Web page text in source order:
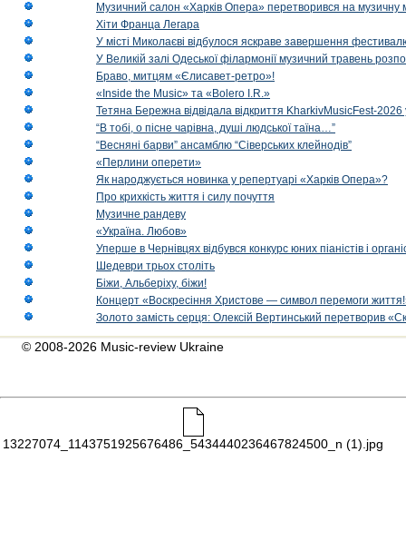
Музичний салон «Харків Опера» перетворився на музичну
Хіти Франца Легара
У місті Миколаєві відбулося яскраве завершення
У Великій залі Одеської філармонії музичний травень
Браво, митцям «Єлисавет-ретро»!
«Inside the Music» та «Bolero I.R.»
Тетяна Бережна відвідала відкриття KharkivMusicFest-2026
“В тобі, о пісне чарівна, душі людської таїна…”
“Весняні барви” ансамблю “Сіверських клейнодів”
«Перлини оперети»
Як народжується новинка у репертуарі «Харків Опера»?
Про крихкість життя і силу почуття
Музичне рандеву
«Україна. Любов»
Уперше в Чернівцях відбувся конкурс юних піаністів і
Шедеври трьох століть
Біжи, Альберіху, біжи!
Концерт «Воскресіння Христове — символ перемоги
Золото замість серця: Олексій Вертинський перетворив
© 2008-2026 Music-review Ukraine
13227074_1143751925676486_5434440236467824500_n (1).jpg